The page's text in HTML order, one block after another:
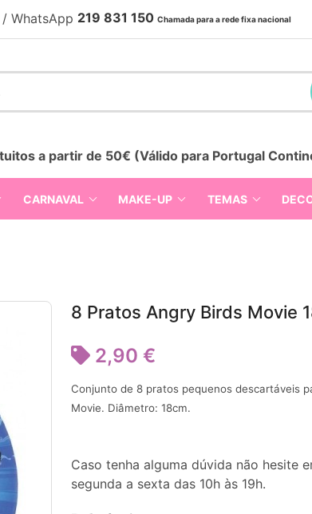
/ WhatsApp 219 831 150 Chamada para a rede fixa nacional
a partir de 50€ (Válido para Portugal
CARNAVAL MAKE-UP TEMAS
8 Pratos Angry Birds Movie
2,90 €
Conjunto de 8 pratos pequenos descartáveis
Movie. Diâmetro: 18cm.
Caso tenha alguma dúvida não hesite
segunda a sexta das 10h às 19h.